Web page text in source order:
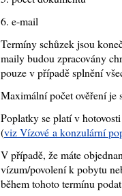
6. e-mail
Termíny schůzek jsou
maily budou zpracovány
pouze v případě splnění
Maximální počet ověření je
Poplatky se platí v
(viz Vízové a konzulární
V případě, že máte
vízum/povolení k pobytu
během tohoto termínu